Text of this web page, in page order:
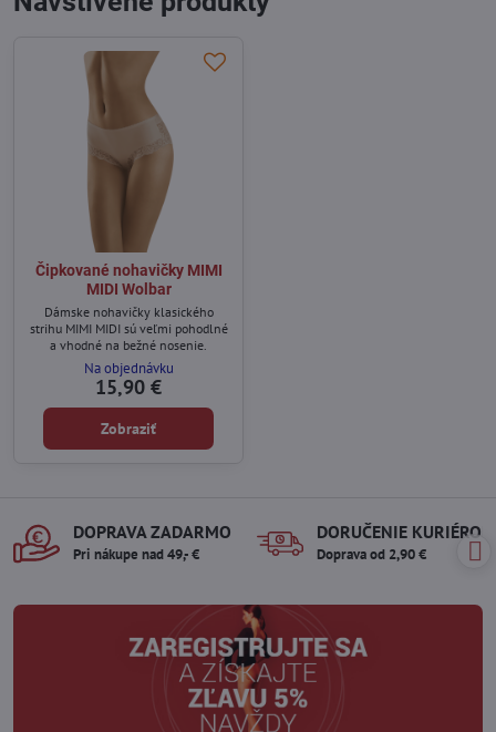
Čipkované nohavičky MIMI
MIDI Wolbar
Dámske nohavičky klasického
strihu MIMI MIDI sú veľmi pohodlné
a vhodné na bežné nosenie.
Na objednávku
15,90 €
Zobraziť
DOPRAVA ZADARMO
Pri nákupe nad 49,- €
DORUČENIE KURIÉROM
Doprava od 2,90 €